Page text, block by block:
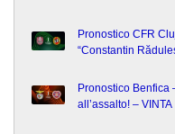
Pronostico CFR
“Constantin
Pronostico Benfica
all’assalto! – VINTA